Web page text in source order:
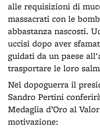
alle requisizioni di
massacrati con le
abbastanza nascosti.
uccisi dopo aver
guidati da un paese
trasportare le loro
Nel dopoguerra il
Sandro Pertini
Medaglia d’Oro al
motivazione: